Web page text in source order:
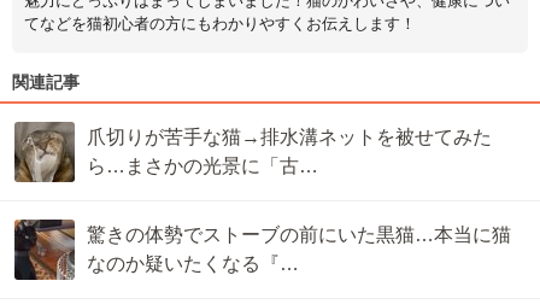
てなどを猫初心者の方にもわかりやすくお伝えします！
関連記事
爪切りが苦手な猫→排水溝ネットを被せてみた
ら…まさかの光景に「古…
驚きの体勢でストーブの前にいた黒猫…本当に猫
なのか疑いたくなる『…